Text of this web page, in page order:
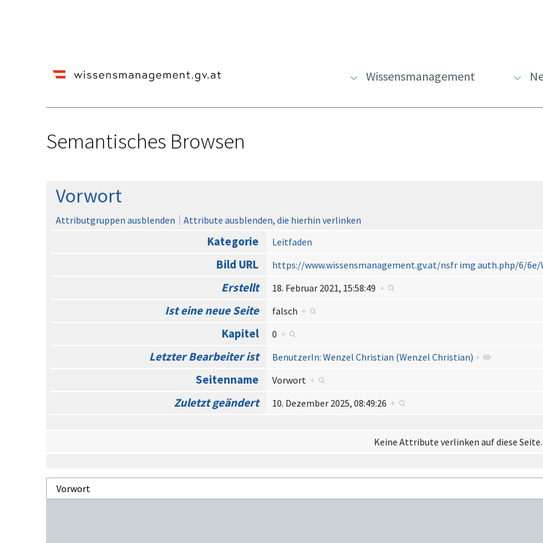
Wissensmanagement
Semantisches Browsen
Wechseln zu: Navigation
Vorwort
Attributgruppen ausblenden Attribute ausblenden, die hierhin verlinken
Kategorie Leitfaden
Bild URL https://www.wissensmanagement.gv.at/nsfr img auth.php/6/6e/
Erstellt 18. Februar 2021, 15:58:49 +
Ist eine neue Seite falsch +
Kapitel 0 +
Letzter Bearbeiter ist BenutzerIn: Wenzel Christian (Wenzel Christian) +
Seitenname Vorwort +
Zuletzt geändert 10. Dezember 2025, 08:49:26 +
Keine Attribute verlinken auf diese Seite.